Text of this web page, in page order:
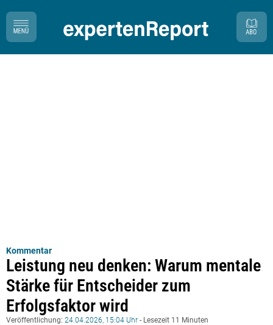
Kommentar
Leistung neu denken: Warum mentale
Stärke für Entscheider zum
Erfolgsfaktor wird
Veröffentlichung: 24.04.2026, 15:04 Uhr - Lesezeit 11 Minuten